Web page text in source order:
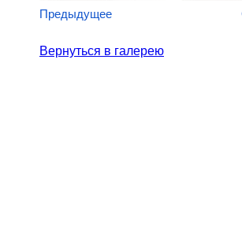
Предыдущее
Вернуться в галерею